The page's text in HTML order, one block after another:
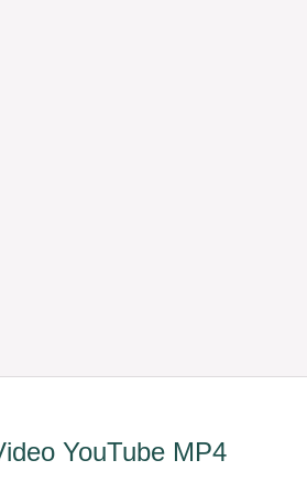
YouTube MP4